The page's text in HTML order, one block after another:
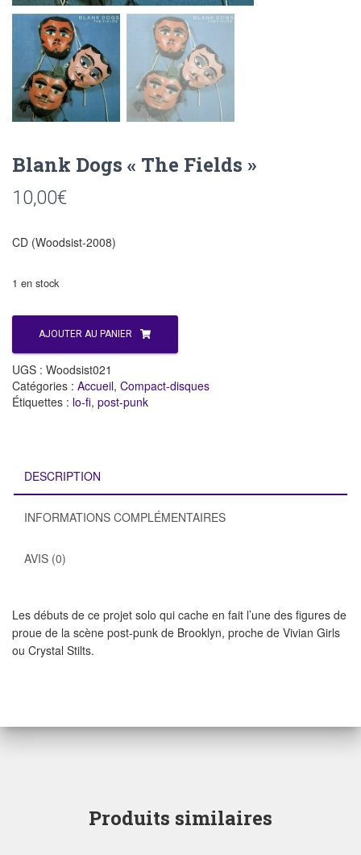
Blank Dogs « The Fields »
10,00€
CD (Woodsist-2008)
1 en stock
quantité
Blank
Dogs
"The
Fields"
AJOUTER AU PANIER
UGS : Woodsist021
Catégories : Accueil, Compact-disques
Étiquettes : lo-fi, post-punk
DESCRIPTION
INFORMATIONS COMPLÉMENTAIRES
AVIS (0)
Les débuts de ce projet solo qui cache en fait l’une des figures de
proue de la scène post-punk de Brooklyn, proche de Vivian Girls
ou Crystal Stilts.
Produits similaires